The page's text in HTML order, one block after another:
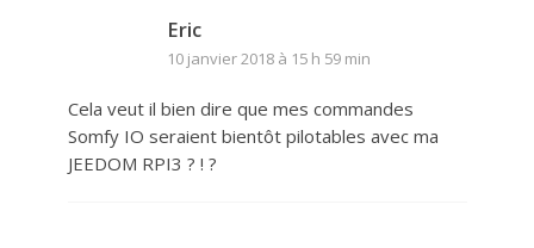
Eric
10 janvier 2018 à 15 h 59 min
Cela veut il bien dire que mes commandes
Somfy IO seraient bientôt pilotables avec ma
JEEDOM RPI3 ? ! ?